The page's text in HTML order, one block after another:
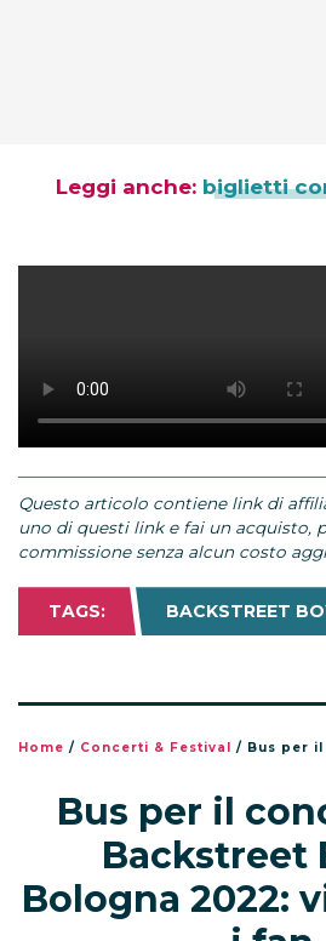
Leggi anche: biglietti
Questo articolo contiene link di
uno di questi link e fai un acquisto,
TAGS: BACKSTREET
Concerti & Festival Bus per il concerto
Bus per il